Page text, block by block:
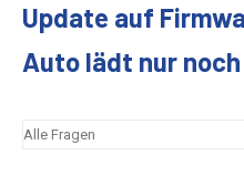
Update auf
Auto lädt nur